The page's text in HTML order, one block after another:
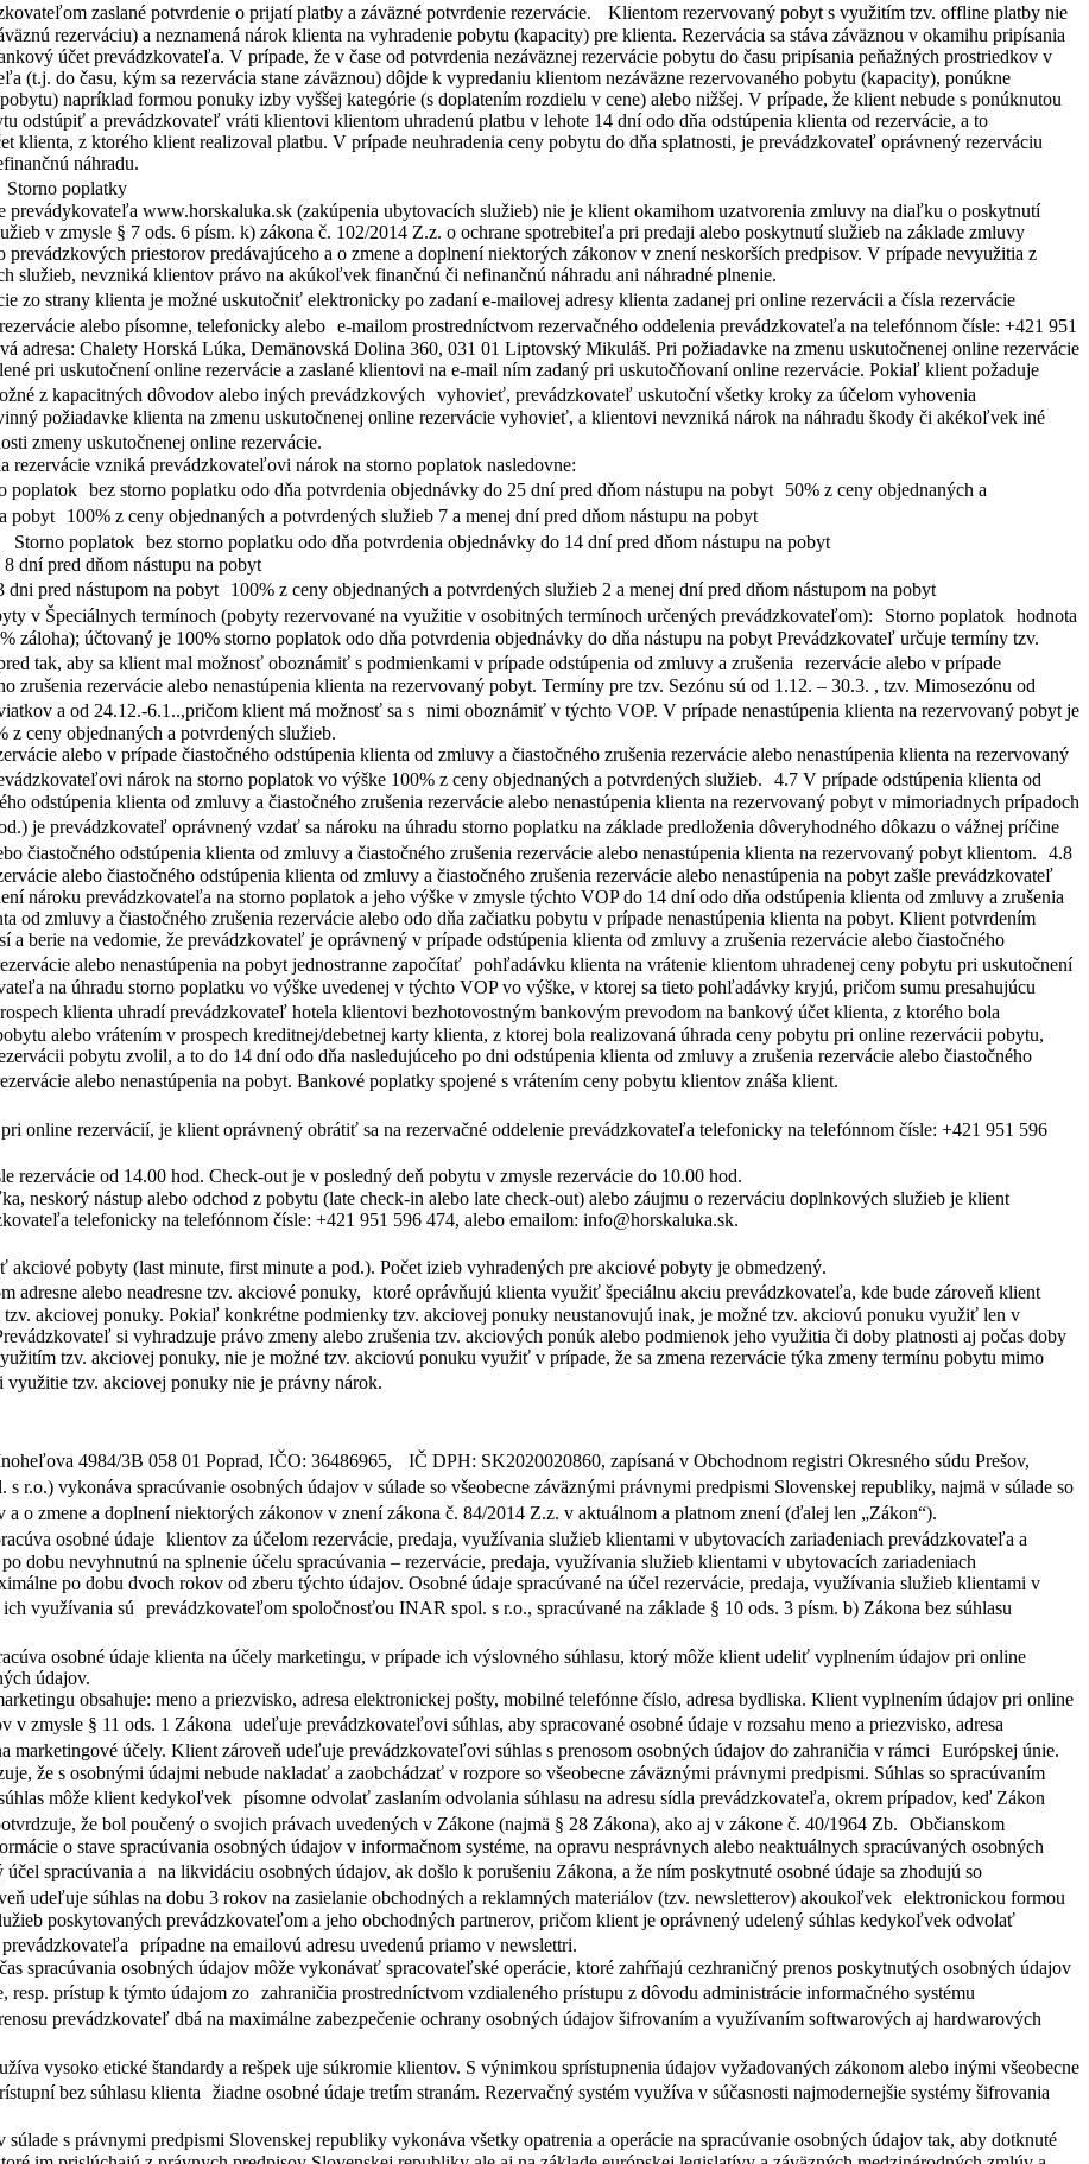
zaslané potvrdenie o prijatí platby a záväzné potvrdenie rezervácie. Klientom rezervovaný pobyt s využitím tzv. offline platby nie
rezerváciu) a neznamená nárok klienta na vyhradenie pobytu (kapacity) pre klienta. Rezervácia sa stáva záväznou v okamihu pripísania
účet prevádzkovateľa. V prípade, že v čase od potvrdenia nezáväznej rezervácie pobytu do času pripísania peňažných prostriedkov v
(t.j. do času, kým sa rezervácia stane záväznou) dôjde k vypredaniu klientom nezáväzne rezervovaného pobytu (kapacity), ponúkne
napríklad formou ponuky izby vyššej kategórie (s doplatením rozdielu v cene) alebo nižšej. V prípade, že klient nebude s ponúknutou
odstúpiť a prevádzkovateľ vráti klientovi klientom uhradenú platbu v lehote 14 dní odo dňa odstúpenia klienta od rezervácie, a to
klienta, z ktorého klient realizoval platbu. V prípade neuhradenia ceny pobytu do dňa splatnosti, je prevádzkovateľ oprávnený rezerváciu
náhradu.
Storno poplatky
prevádykovateľa www.horskaluka.sk (zakúpenia ubytovacích služieb) nie je klient okamihom uzatvorenia zmluvy na diaľku o poskytnutí
v zmysle § 7 ods. 6 písm. k) zákona č. 102/2014 Z.z. o ochrane spotrebiteľa pri predaji alebo poskytnutí služieb na základe zmluvy
priestorov predávajúceho a o zmene a doplnení niektorých zákonov v znení neskorších predpisov. V prípade nevyužitia z
služieb, nevzniká klientov právo na akúkoľvek finančnú či nefinančnú náhradu ani náhradné plnenie.
zo strany klienta je možné uskutočniť elektronicky po zadaní e-mailovej adresy klienta zadanej pri online rezervácii a čísla rezervácie
alebo písomne, telefonicky alebo e-mailom prostredníctvom rezervačného oddelenia prevádzkovateľa na telefónnom čísle: +421 951
adresa: Chalety Horská Lúka, Demänovská Dolina 360, 031 01 Liptovský Mikuláš. Pri požiadavke na zmenu uskutočnenej online rezervácie
pri uskutočnení online rezervácie a zaslané klientovi na e-mail ním zadaný pri uskutočňovaní online rezervácie. Pokiaľ klient požaduje
z kapacitných dôvodov alebo iných prevádzkových vyhovieť, prevádzkovateľ uskutoční všetky kroky za účelom vyhovenia
požiadavke klienta na zmenu uskutočnenej online rezervácie vyhovieť, a klientovi nevzniká nárok na náhradu škody či akékoľvek iné
zmeny uskutočnenej online rezervácie.
rezervácie vzniká prevádzkovateľovi nárok na storno poplatok nasledovne:
poplatok bez storno poplatku odo dňa potvrdenia objednávky do 25 dní pred dňom nástupu na pobyt 50% z ceny objednaných a
pobyt 100% z ceny objednaných a potvrdených služieb 7 a menej dní pred dňom nástupu na pobyt
Storno poplatok bez storno poplatku odo dňa potvrdenia objednávky do 14 dní pred dňom nástupu na pobyt
dní pred dňom nástupu na pobyt
pred nástupom na pobyt 100% z ceny objednaných a potvrdených služieb 2 a menej dní pred dňom nástupom na pobyt
v Špeciálnych termínoch (pobyty rezervované na využitie v osobitných termínoch určených prevádzkovateľom): Storno poplatok hodnota
záloha); účtovaný je 100% storno poplatok odo dňa potvrdenia objednávky do dňa nástupu na pobyt Prevádzkovateľ určuje termíny tzv.
tak, aby sa klient mal možnosť oboznámiť s podmienkami v prípade odstúpenia od zmluvy a zrušenia rezervácie alebo v prípade
zrušenia rezervácie alebo nenastúpenia klienta na rezervovaný pobyt. Termíny pre tzv. Sezónu sú od 1.12. – 30.3. , tzv. Mimosezónu od
a od 24.12.-6.1..,pričom klient má možnosť sa s nimi oboznámiť v týchto VOP. V prípade nenastúpenia klienta na rezervovaný pobyt je
ceny objednaných a potvrdených služieb.
alebo v prípade čiastočného odstúpenia klienta od zmluvy a čiastočného zrušenia rezervácie alebo nenastúpenia klienta na rezervovaný
nárok na storno poplatok vo výške 100% z ceny objednaných a potvrdených služieb. 4.7 V prípade odstúpenia klienta od
odstúpenia klienta od zmluvy a čiastočného zrušenia rezervácie alebo nenastúpenia klienta na rezervovaný pobyt v mimoriadnych prípadoch
je prevádzkovateľ oprávnený vzdať sa nároku na úhradu storno poplatku na základe predloženia dôveryhodného dôkazu o vážnej príčine
čiastočného odstúpenia klienta od zmluvy a čiastočného zrušenia rezervácie alebo nenastúpenia klienta na rezervovaný pobyt klientom. 4.8
alebo čiastočného odstúpenia klienta od zmluvy a čiastočného zrušenia rezervácie alebo nenastúpenia na pobyt zašle prevádzkovateľ
nároku prevádzkovateľa na storno poplatok a jeho výške v zmysle týchto VOP do 14 dní odo dňa odstúpenia klienta od zmluvy a zrušenia
od zmluvy a čiastočného zrušenia rezervácie alebo odo dňa začiatku pobytu v prípade nenastúpenia klienta na pobyt. Klient potvrdením
berie na vedomie, že prevádzkovateľ je oprávnený v prípade odstúpenia klienta od zmluvy a zrušenia rezervácie alebo čiastočného
alebo nenastúpenia na pobyt jednostranne započítať pohľadávku klienta na vrátenie klientom uhradenej ceny pobytu pri uskutočnení
na úhradu storno poplatku vo výške uvedenej v týchto VOP vo výške, v ktorej sa tieto pohľadávky kryjú, pričom sumu presahujúcu
klienta uhradí prevádzkovateľ hotela klientovi bezhotovostným bankovým prevodom na bankový účet klienta, z ktorého bola
alebo vrátením v prospech kreditnej/debetnej karty klienta, z ktorej bola realizovaná úhrada ceny pobytu pri online rezervácii pobytu,
pobytu zvolil, a to do 14 dní odo dňa nasledujúceho po dni odstúpenia klienta od zmluvy a zrušenia rezervácie alebo čiastočného
alebo nenastúpenia na pobyt. Bankové poplatky spojené s vrátením ceny pobytu klientov znáša klient.
online rezervácií, je klient oprávnený obrátiť sa na rezervačné oddelenie prevádzkovateľa telefonicky na telefónnom čísle: +421 951 596
rezervácie od 14.00 hod. Check-out je v posledný deň pobytu v zmysle rezervácie do 10.00 hod.
neskorý nástup alebo odchod z pobytu (late check-in alebo late check-out) alebo záujmu o rezerváciu doplnkových služieb je klient
telefonicky na telefónnom čísle: +421 951 596 474, alebo emailom: info@horskaluka.sk.
pobyty (last minute, first minute a pod.). Počet izieb vyhradených pre akciové pobyty je obmedzený.
adresne alebo neadresne tzv. akciové ponuky, ktoré oprávňujú klienta využiť špeciálnu akciu prevádzkovateľa, kde bude zároveň klient
akciovej ponuky. Pokiaľ konkrétne podmienky tzv. akciovej ponuky neustanovujú inak, je možné tzv. akciovú ponuku využiť len v
si vyhradzuje právo zmeny alebo zrušenia tzv. akciových ponúk alebo podmienok jeho využitia či doby platnosti aj počas doby
tzv. akciovej ponuky, nie je možné tzv. akciovú ponuku využiť v prípade, že sa zmena rezervácie týka zmeny termínu pobytu mimo
tzv. akciovej ponuky nie je právny nárok.
4984/3B 058 01 Poprad, IČO: 36486965, IČ DPH: SK2020020860, zapísaná v Obchodnom registri Okresného súdu Prešov,
vykonáva spracúvanie osobných údajov v súlade so všeobecne záväznými právnymi predpismi Slovenskej republiky, najmä v súlade so
o zmene a doplnení niektorých zákonov v znení zákona č. 84/2014 Z.z. v aktuálnom a platnom znení (ďalej len „Zákon“).
osobné údaje klientov za účelom rezervácie, predaja, využívania služieb klientami v ubytovacích zariadeniach prevádzkovateľa a
dobu nevyhnutnú na splnenie účelu spracúvania – rezervácie, predaja, využívania služieb klientami v ubytovacích zariadeniach
po dobu dvoch rokov od zberu týchto údajov. Osobné údaje spracúvané na účel rezervácie, predaja, využívania služieb klientami v
využívania sú prevádzkovateľom spoločnosťou INAR spol. s r.o., spracúvané na základe § 10 ods. 3 písm. b) Zákona bez súhlasu
osobné údaje klienta na účely marketingu, v prípade ich výslovného súhlasu, ktorý môže klient udeliť vyplnením údajov pri online
údajov.
obsahuje: meno a priezvisko, adresa elektronickej pošty, mobilné telefónne číslo, adresa bydliska. Klient vyplnením údajov pri online
v zmysle § 11 ods. 1 Zákona udeľuje prevádzkovateľovi súhlas, aby spracované osobné údaje v rozsahu meno a priezvisko, adresa
marketingové účely. Klient zároveň udeľuje prevádzkovateľovi súhlas s prenosom osobných údajov do zahraničia v rámci Európskej únie.
že s osobnými údajmi nebude nakladať a zaobchádzať v rozpore so všeobecne záväznými právnymi predpismi. Súhlas so spracúvaním
môže klient kedykoľvek písomne odvolať zaslaním odvolania súhlasu na adresu sídla prevádzkovateľa, okrem prípadov, keď Zákon
že bol poučený o svojich právach uvedených v Zákone (najmä § 28 Zákona), ako aj v zákone č. 40/1964 Zb. Občianskom
o stave spracúvania osobných údajov v informačnom systéme, na opravu nesprávnych alebo neaktuálnych spracúvaných osobných
spracúvania a na likvidáciu osobných údajov, ak došlo k porušeniu Zákona, a že ním poskytnuté osobné údaje sa zhodujú so
udeľuje súhlas na dobu 3 rokov na zasielanie obchodných a reklamných materiálov (tzv. newsletterov) akoukoľvek elektronickou formou
poskytovaných prevádzkovateľom a jeho obchodných partnerov, pričom klient je oprávnený udelený súhlas kedykoľvek odvolať
prípadne na emailovú adresu uvedenú priamo v newslettri.
spracúvania osobných údajov môže vykonávať spracovateľské operácie, ktoré zahŕňajú cezhraničný prenos poskytnutých osobných údajov
resp. prístup k týmto údajom zo zahraničia prostredníctvom vzdialeného prístupu z dôvodu administrácie informačného systému
prevádzkovateľ dbá na maximálne zabezpečenie ochrany osobných údajov šifrovaním a využívaním softwarových aj hardwarových
vysoko etické štandardy a rešpek uje súkromie klientov. S výnimkou sprístupnenia údajov vyžadovaných zákonom alebo inými všeobecne
bez súhlasu klienta žiadne osobné údaje tretím stranám. Rezervačný systém využíva v súčasnosti najmodernejšie systémy šifrovania
s právnymi predpismi Slovenskej republiky vykonáva všetky opatrenia a operácie na spracúvanie osobných údajov tak, aby dotknuté